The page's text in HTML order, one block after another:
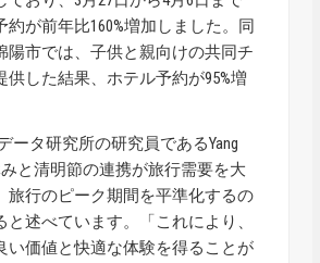
約が前年比160%増加しました。同
陽市では、子供と親向けの共同チ
供した結果、ホテル予約が95%増
ータ研究所の研究員であるYang
と清明節の連携が旅行需要を大
旅行のピーク期間を平準化するの
と述べています。「これにより、
い価値と快適な体験を得ることが